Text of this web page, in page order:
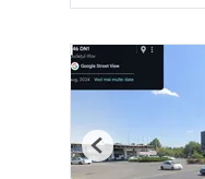
Previous